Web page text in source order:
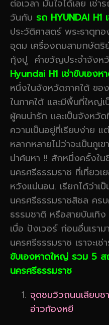
ต่อเวลา มั่นใจได้เลย เช่า
วันกับ รถ HYUNDAI H1
ประวัติศาสตร์ พระธาตุท
อุดม เครื่องถมสามกษัต
กุ้งปู คำขวัญประจำจังห
Hyundai H1 เช่าขับเอง
หนึ่งในจังหวัดภาคใต้ ขอ
ในภาคใต้ และมีพื้นที่ใหญ่
ผู้คนน่ารัก และเป็นจังหวั
ความเป็นอยู่ที่เรียบง่าย แ
หลากหลายไม่ว่าจะเป็นภูเ
น่าค้นหา !! สักหนึ่งครั้งใ
นครศรีธรรมราช ที่เที่ยว
หวังแน่นอน. เรียกได้ว่าเ
นครศรีธรรมราชสิชล ค
ธรรมชาติ หรือสายบันเทิ
เบื่อ ปังเวอร์ ก่อนอื่นเรา
นครศรีธรรมราช เราจะเช่
ขับเองหาดใหญ่ รวม 5 ส
นครศรีธรรมราช
จุดชมวิวถนนเลียบช
อ่าวท้องหยี